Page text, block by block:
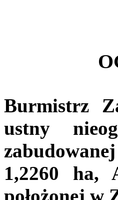
Burmistrz
ustny
1,2260 ha,